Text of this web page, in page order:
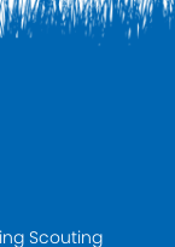
Scouting